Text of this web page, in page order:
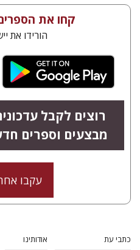
קחו את
הורידו את
רוצים לקבל
מבצעים וספרים
עקבו
כתבי עת
אודותינו